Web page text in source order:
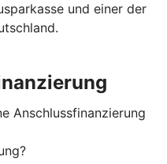
und einer der
Anschlussfinanzierung